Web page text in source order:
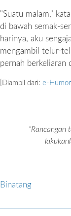
"Suatu malam,"
di bawah semak-
harinya, aku
mengambil telur-
pernah berkeliaran
[Diambil dari: e-
“Rancangan
Binatang